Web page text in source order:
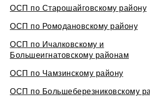
ОСП по Старошайговскому району
ОСП по Ромодановскому району
ОСП по Ичалковскому и
Большеигнатовскому районам
ОСП по Чамзинскому району
ОСП по Большеберезниковскому